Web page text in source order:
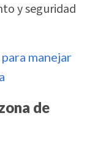
y seguridad
manejar
de